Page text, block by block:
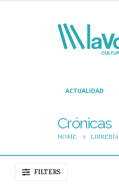
ACTUALIDAD
Crónicas
HOME LIBRERÍA
FILTERS